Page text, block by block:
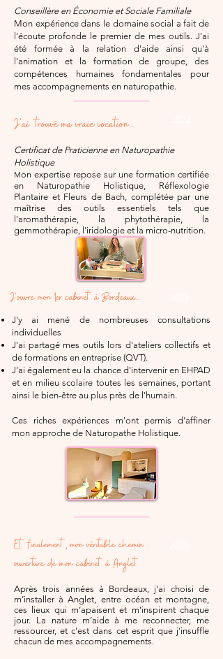
Conseillère en Économie et Sociale Familiale
Mon expérience dans le domaine social a fait de
l'écoute profonde le premier de mes outils. J'ai
été formée à la relation d'aide ainsi qu'à
l'animation et la formation de groupe, des
compétences humaines fondamentales pour
mes accompagnements en naturopathie.
J'ai trouvé ma vraie vocation...
Certificat de Praticienne en Naturopathie
Holistique
Mon expertise repose sur une formation certifiée
en Naturopathie Holistique, Réflexologie
Plantaire et Fleurs de Bach, complétée par une
maîtrise des outils essentiels tels que
l'aromathérapie, la phytothérapie, la
gemmothérapie, l'iridologie et la micro-nutrition.
J'ouvre mon 1er cabinet à Bordeaux...
J'y ai mené de nombreuses consultations
individuelles
J'ai partagé mes outils lors d'ateliers collectifs et
de formations en entreprise (QVT).
J'ai également eu la chance d'intervenir en EHPAD
et en milieu scolaire toutes les semaines, portant
ainsi le bien-être au plus près de l'humain.
Ces riches expériences m'ont permis d'affiner
mon approche de Naturopathe Holistique.
Et finalement, mon véritable chemin :
ouverture de mon cabinet à Anglet
Après trois années à Bordeaux, j’ai choisi de
m’installer à Anglet, entre océan et montagne,
ces lieux qui m’apaisent et m’inspirent chaque
jour. La nature m’aide à me reconnecter, me
ressourcer, et c’est dans cet esprit que j’insuffle
chacun de mes accompagnements.